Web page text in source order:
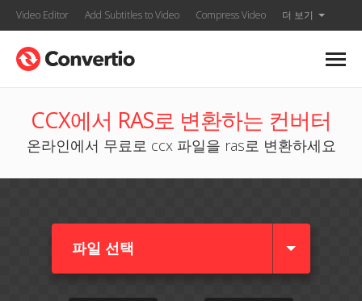
Video Editor Add Subtitles to Video Compress Video 더 보기
CCX에서 RAS로 변환하는 컨버터
온라인에서 무료로 ccx 파일을 ras로 변환하세요
파일 선택